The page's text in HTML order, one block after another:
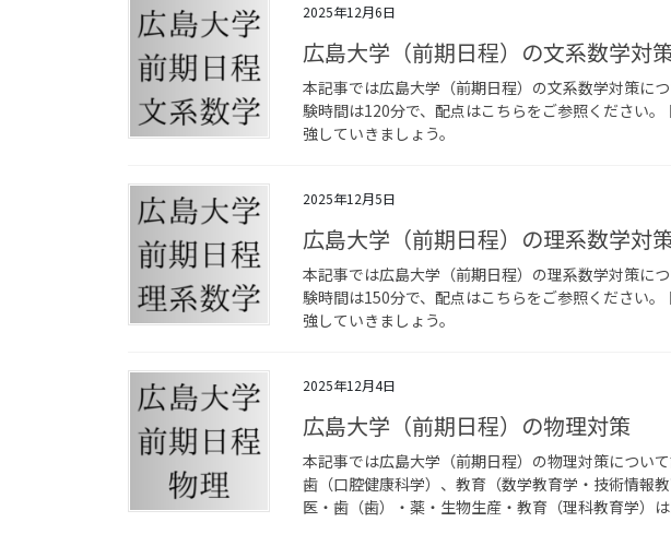
2025年12月6日
広島大学（前期日程）の文系数学対
本記事では広島大学（前期日程）の文系数学対策に
験時間は120分で、配点はこちらをご参照ください
強していきましょう。
2025年12月5日
広島大学（前期日程）の理系数学対
本記事では広島大学（前期日程）の理系数学対策に
験時間は150分で、配点はこちらをご参照ください
強していきましょう。
2025年12月4日
広島大学（前期日程）の物理対策
本記事では広島大学（前期日程）の物理対策につい
歯（口腔健康科学）、教育（数学教育学・技術情報
医・歯（歯）・薬・生物生産・教育（理科教育学）